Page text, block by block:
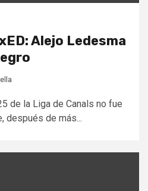
Alejo Ledesma
de la Liga de Canals no fue
después de más...